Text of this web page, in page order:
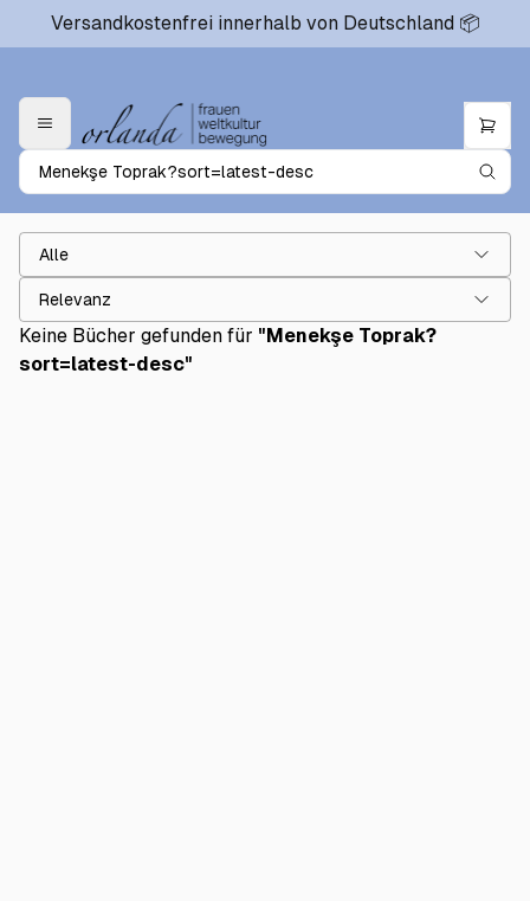
Versandkostenfrei innerhalb von Deutschland 📦
Alle
Keine Bücher gefunden für "Menekşe Toprak?
sort=latest-desc"
Relevanz